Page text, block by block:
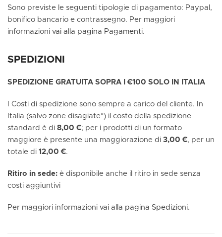
Sono previste le seguenti tipologie di pagamento: Paypal,
bonifico bancario e contrassegno. Per maggiori
informazioni vai alla pagina Pagamenti.
SPEDIZIONI
SPEDIZIONE GRATUITA SOPRA I €100 SOLO IN ITALIA
I Costi di spedizione sono sempre a carico del cliente. In
Italia (salvo zone disagiate*) il costo della spedizione
standard è di 8,00 €; per i prodotti di un formato
maggiore è presente una maggiorazione di 3,00 €, per un
totale di 12,00 €.
Ritiro in sede: è disponibile anche il ritiro in sede senza
costi aggiuntivi
Per maggiori informazioni vai alla pagina Spedizioni.